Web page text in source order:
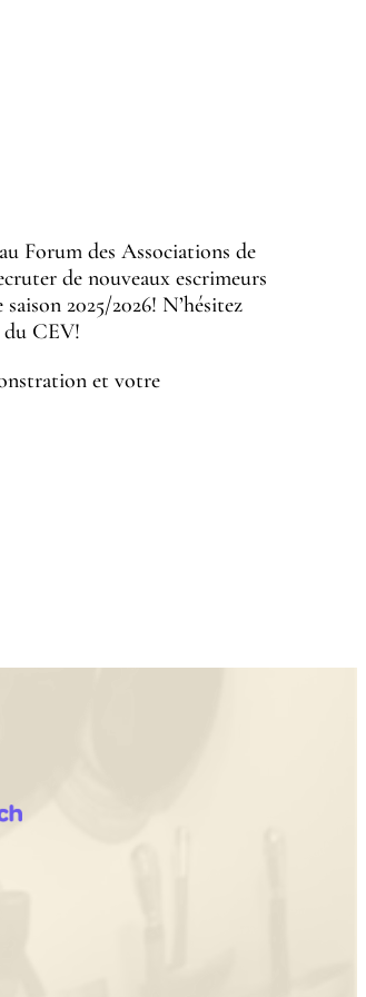
Forum des Associations de
de nouveaux escrimeurs
2025/2026! N’hésitez
du CEV!
et votre